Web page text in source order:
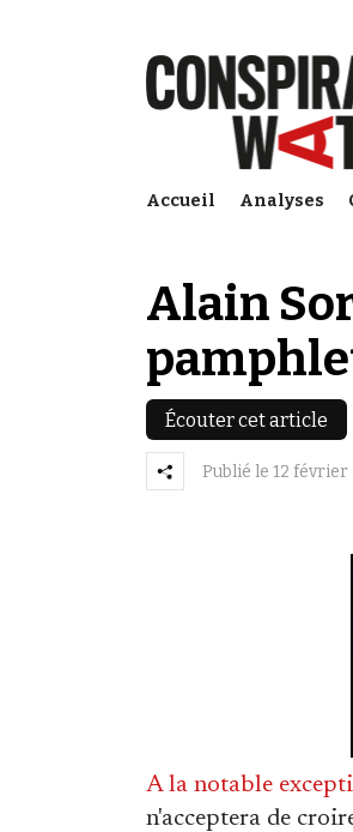
Accueil Analyses
Alain
Écouter cet article
Publié le 12 février
A la notable
n'acceptera de